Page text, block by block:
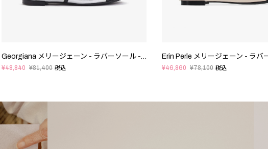
Georgiana メリージェーン - ラバーソール - EUサイズ
¥48,840 ¥81,400 税込 ¥46,860 ¥78,100 税込